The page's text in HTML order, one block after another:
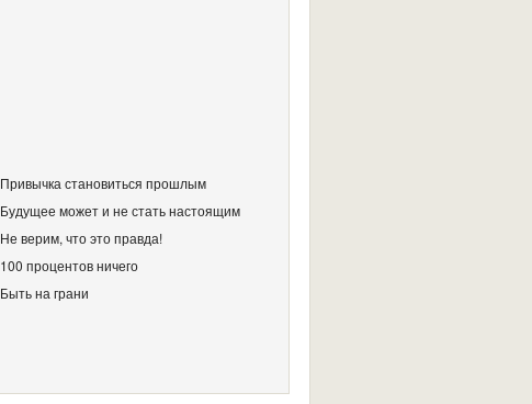
Привычка становиться прошлым
Будущее может и не стать настоящим
Не верим, что это правда!
100 процентов ничего
Быть на грани